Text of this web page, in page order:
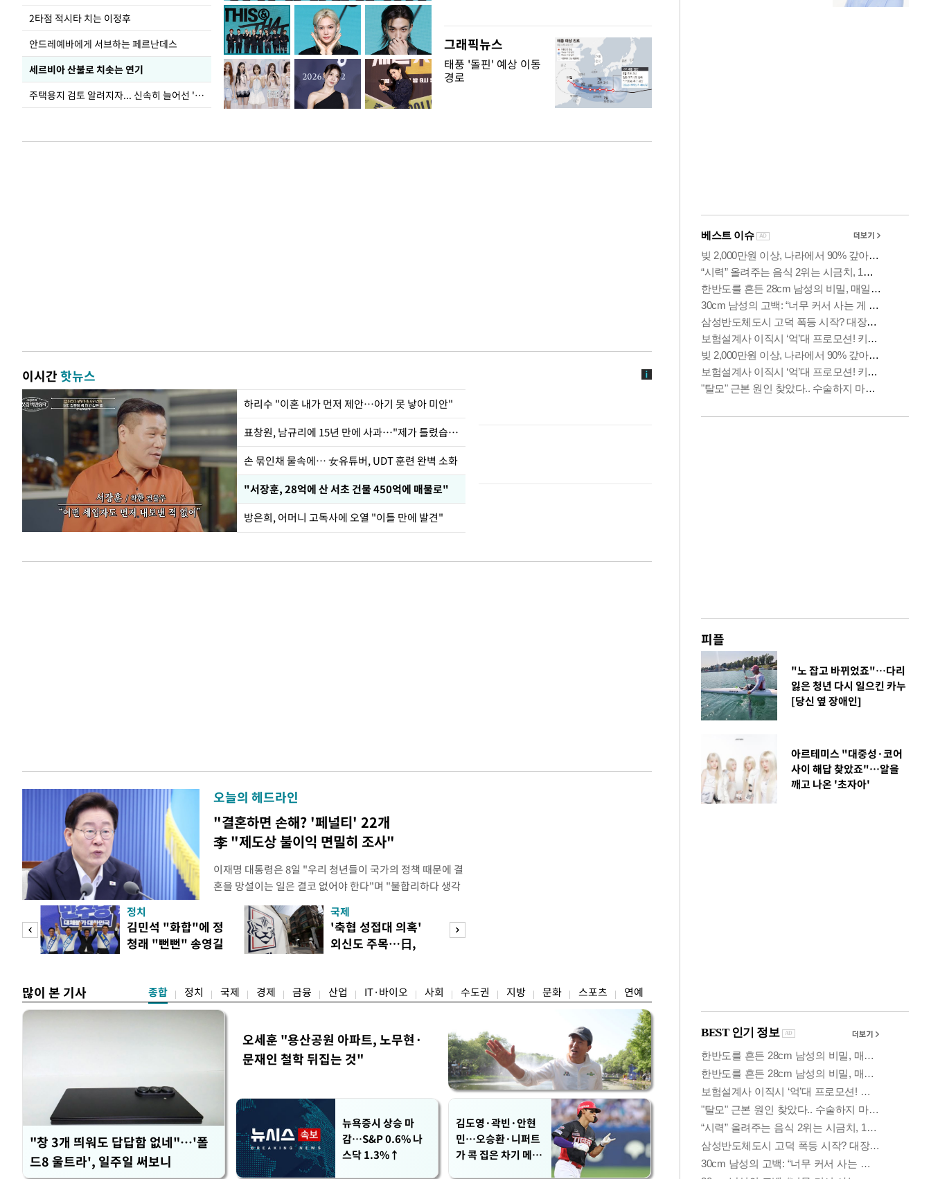
2타점 적시타 치는 이정후
안드레예바에게 서브하는 페르난데스
세르비아 산불로 치솟는 연기
주택용지 검토 알려지자... 신속히 늘어선 '근조화환'
그래픽뉴스
태풍 '돌핀' 예상 이동
경로
이시간핫뉴스
하리수 "이혼 내가 먼저 제안…아기 못 낳아 미안"
표창원, 남규리에 15년 만에 사과…"제가 틀렸습니다"
손 묶인채 물속에… 女유튜버, UDT 훈련 완벽 소화
"서장훈, 28억에 산 서초 건물 450억에 매물로"
방은희, 어머니 고독사에 오열 "이틀 만에 발견"
오늘의 헤드라인
"결혼하면 손해? '페널티' 22개
李 "제도상 불이익 면밀히 조사"
이재명 대통령은 8일 "우리 청년들이 국가의 정책 때문에 결
혼을 망설이는 일은 결코 없어야 한다"며 "불합리하다 생각
하는 제도가 있을 경우 편하게 말씀해주시면 좋겠다"고 했
다. 이 대통령은 이날 오후 X(옛 트위터)에 '청년들의 목소리
로 찾은 결혼 페널티 22개' 자료를 공유하며 이같이 적었다.
이 대통령은 "결혼으로 인해 겪을 수 있는 제도
정치
김민석 "화합"에 정
청래 "뻔뻔" 송영길
국제
'축협 성접대 의혹'
외신도 주목…日,
많이 본 기사 종합 정치 국제 경제 금융 산업 IT·바이오 사회 수도권 지방 문화 스포츠 연예
"창 3개 띄워도 답답함 없네"…'폴
드8 울트라', 일주일 써보니
오세훈 "용산공원 아파트, 노무현·
문재인 철학 뒤집는 것"
뉴욕증시 상승 마
감…S&P 0.6% 나
스닥 1.3%↑
김도영·곽빈·안현
민…오승환·니퍼트
가 콕 집은 차기 메이
피플
"노 잡고 바뀌었죠"…다리
잃은 청년 다시 일으킨 카누
[당신 옆 장애인]
아르테미스 "대중성·코어
사이 해답 찾았죠"…알을
깨고 나온 '초자아'